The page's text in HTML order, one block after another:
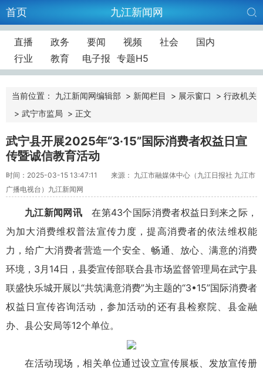
首页 九江新闻网
直播 政务 要闻 视频 社会
国内
行业
教育 电子报 专题H5
当前位置： 九江新闻网编辑部 > 新闻栏目 > 展示窗口 > 行政机关
> 武宁市监局 > 正文
武宁县开展2025年“3·15”国际消费者权益日宣
传暨诚信教育活动
时间：2025-03-15 13:47:11
来源： 九江市融媒体中心（九江日报社 九江市
广播电视台）九江新闻网
九江新闻网讯在第43个国际消费者权益日到来之际，
为加大消费维权普法宣传力度，提高消费者的依法维权能
力，给广大消费者营造一个安全、畅通、放心、满意的消费
环境，3月14日，县委宣传部联合县市场监督管理局在武宁县
联盛快乐城开展以“共筑满意消费”为主题的“3•15”国际消费者
权益日宣传咨询活动，参加活动的还有县检察院、县金融
办、县公安局等12个单位。
在活动现场，相关单位通过设立宣传展板、发放宣传册